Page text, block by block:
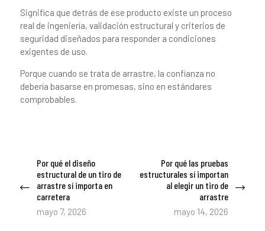
Significa que detrás de ese producto existe un proceso
real de ingeniería, validación estructural y criterios de
seguridad diseñados para responder a condiciones
exigentes de uso.
Porque cuando se trata de arrastre, la confianza no
debería basarse en promesas, sino en estándares
comprobables.
Navegación
entradas
Previous
post:
Por qué el diseño
estructural de un tiro de
arrastre sí importa en
carretera
mayo 7, 2026
Por qué las pruebas
estructurales sí importan
al elegir un tiro de
arrastre
mayo 14, 2026